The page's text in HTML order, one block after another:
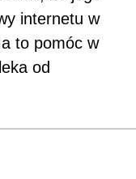
internetu w
to pomóc w
od